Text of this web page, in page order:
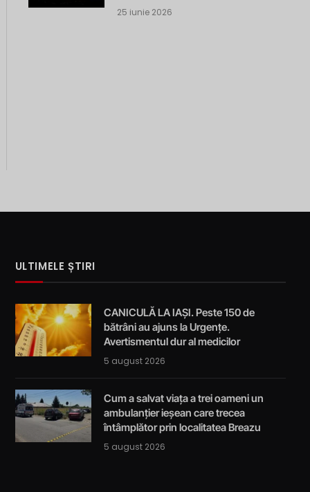
25 iunie 2026
ULTIMELE ȘTIRI
CANICULĂ LA IAȘI. Peste 150 de
bătrâni au ajuns la Urgențe.
Avertismentul dur al medicilor
5 august 2026
Cum a salvat viața a trei oameni un
ambulanțier ieșean care trecea
întâmplător prin localitatea Breazu
5 august 2026